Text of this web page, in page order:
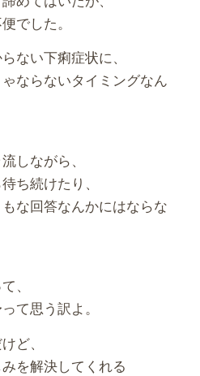
でした。
ない下痢症状に、
ならないタイミングなん
しながら、
ち続けたり、
な回答なんかにはならな
、
て思う訳よ。
ど、
を解決してくれる